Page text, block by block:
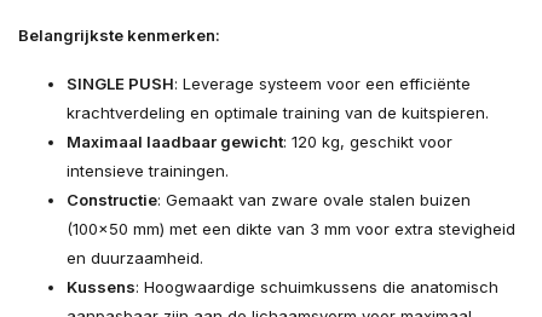
Belangrijkste kenmerken:
SINGLE PUSH: Leverage systeem voor een efficiënte
krachtverdeling en optimale training van de kuitspieren.
Maximaal laadbaar gewicht: 120 kg, geschikt voor
intensieve trainingen.
Constructie: Gemaakt van zware ovale stalen buizen
(100x50 mm) met een dikte van 3 mm voor extra stevigheid
en duurzaamheid.
Kussens: Hoogwaardige schuimkussens die anatomisch